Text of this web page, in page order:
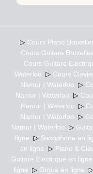
▷ Cours Piano
Cours Guitare
Cours Guitare
Waterloo ▷ Cours
Namur | Waterloo ▷
Namur | Waterloo ▷
Namur | Waterloo ▷
Namur | Waterloo ▷
Namur | Waterloo ▷
ligne ▷ Saxophone en
en ligne ▷ Piano &
Guitare Electrique en ligne
ligne ▷ Orgue en ligne